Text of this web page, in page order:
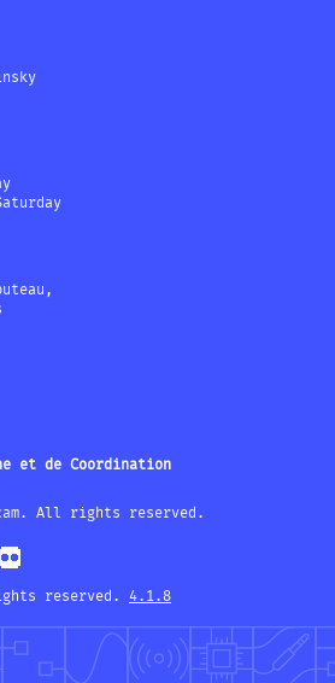
et de Coordination
All rights reserved.
reserved. 4.1.8